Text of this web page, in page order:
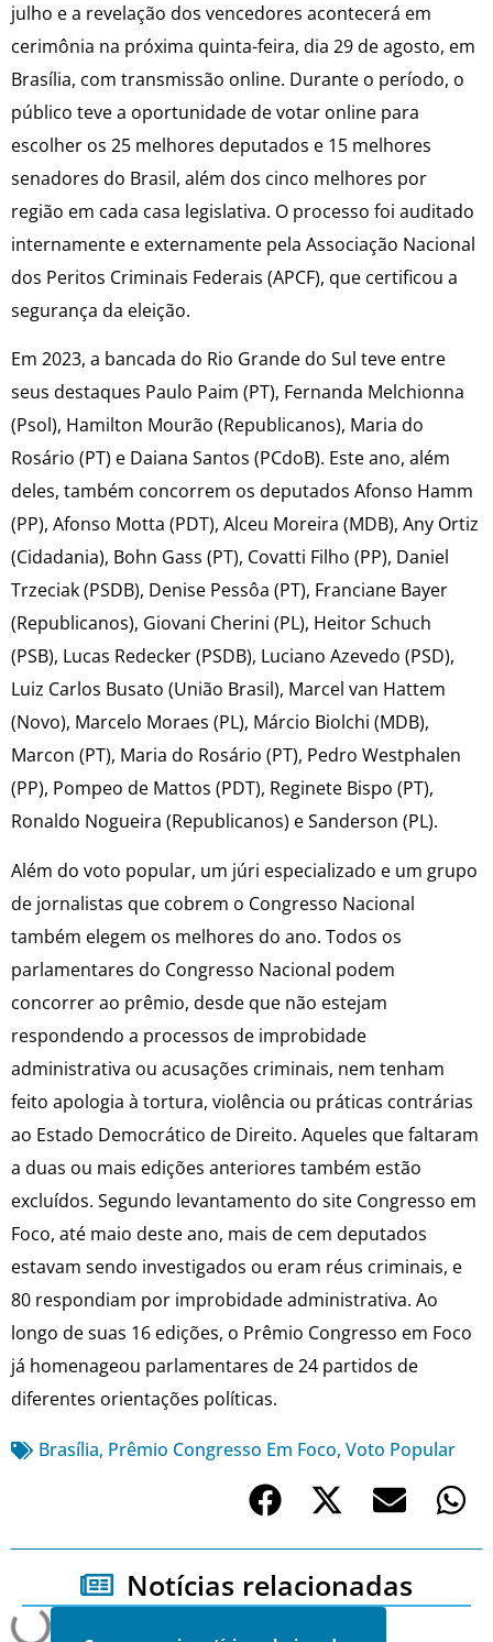
julho e a revelação dos vencedores acontecerá em
cerimônia na próxima quinta-feira, dia 29 de agosto, em
Brasília, com transmissão online. Durante o período, o
público teve a oportunidade de votar online para
escolher os 25 melhores deputados e 15 melhores
senadores do Brasil, além dos cinco melhores por
região em cada casa legislativa. O processo foi auditado
internamente e externamente pela Associação Nacional
dos Peritos Criminais Federais (APCF), que certificou a
segurança da eleição.
Em 2023, a bancada do Rio Grande do Sul teve entre
seus destaques Paulo Paim (PT), Fernanda Melchionna
(Psol), Hamilton Mourão (Republicanos), Maria do
Rosário (PT) e Daiana Santos (PCdoB). Este ano, além
deles, também concorrem os deputados Afonso Hamm
(PP), Afonso Motta (PDT), Alceu Moreira (MDB), Any Ortiz
(Cidadania), Bohn Gass (PT), Covatti Filho (PP), Daniel
Trzeciak (PSDB), Denise Pessôa (PT), Franciane Bayer
(Republicanos), Giovani Cherini (PL), Heitor Schuch
(PSB), Lucas Redecker (PSDB), Luciano Azevedo (PSD),
Luiz Carlos Busato (União Brasil), Marcel van Hattem
(Novo), Marcelo Moraes (PL), Márcio Biolchi (MDB),
Marcon (PT), Maria do Rosário (PT), Pedro Westphalen
(PP), Pompeo de Mattos (PDT), Reginete Bispo (PT),
Ronaldo Nogueira (Republicanos) e Sanderson (PL).
Além do voto popular, um júri especializado e um grupo
de jornalistas que cobrem o Congresso Nacional
também elegem os melhores do ano. Todos os
parlamentares do Congresso Nacional podem
concorrer ao prêmio, desde que não estejam
respondendo a processos de improbidade
administrativa ou acusações criminais, nem tenham
feito apologia à tortura, violência ou práticas contrárias
ao Estado Democrático de Direito. Aqueles que faltaram
a duas ou mais edições anteriores também estão
excluídos. Segundo levantamento do site Congresso em
Foco, até maio deste ano, mais de cem deputados
estavam sendo investigados ou eram réus criminais, e
80 respondiam por improbidade administrativa. Ao
longo de suas 16 edições, o Prêmio Congresso em Foco
já homenageou parlamentares de 24 partidos de
diferentes orientações políticas.
Brasília, Prêmio Congresso Em Foco, Voto Popular
Notícias relacionadas